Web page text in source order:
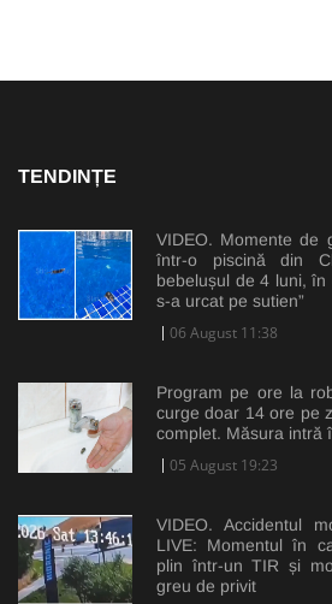
TENDINȚE
VIDEO. Momente de
într-o piscină din
bebelușul de 4 luni,
s-a urcat pe sutien”
06 August 11:38
Program pe ore la
curge doar 14 ore pe
complet. Măsura intră
05 August 19:23
VIDEO. Accidentul
LIVE: Momentul în
plin într-un TIR și
greu de privit